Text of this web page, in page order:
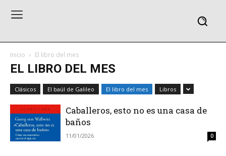
Inicio El libro del mes
EL LIBRO DEL MES
Clásicos El baúl de Galileo El libro del mes Libros
Caballeros, esto no es una casa de
baños
11/01/2026 0